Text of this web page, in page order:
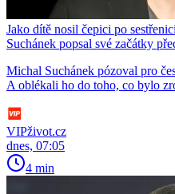
Jako dítě nosil čepici po
Suchánek popsal své začátky
Michal Suchánek pózoval pro
A oblékali ho do toho, co bylo
VIPživot.cz
dnes, 07:05
4 min